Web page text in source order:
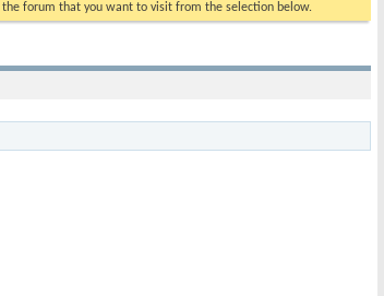
the forum that you want to visit from the selection below.